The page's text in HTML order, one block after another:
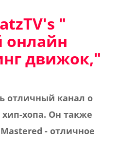
"
движок,"
отличный канал о
хип-хопа. Он также
- отличное